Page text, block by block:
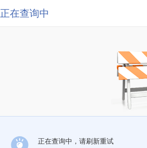
正在查询中
正在查询中，请刷新重试